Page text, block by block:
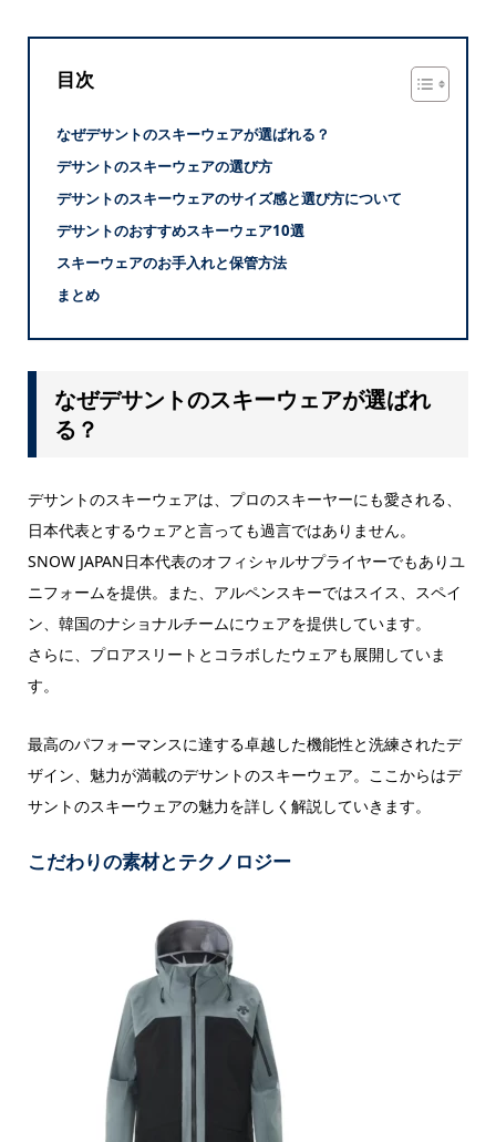
目次
なぜデサントのスキーウェアが選ばれる？
デサントのスキーウェアの選び方
デサントのスキーウェアのサイズ感と選び方について
デサントのおすすめスキーウェア10選
スキーウェアのお手入れと保管方法
まとめ
なぜデサントのスキーウェアが選ばれ
る？
デサントのスキーウェアは、プロのスキーヤーにも愛される、
日本代表とするウェアと言っても過言ではありません。
SNOW JAPAN日本代表のオフィシャルサプライヤーでもありユ
ニフォームを提供。また、アルペンスキーではスイス、スペイ
ン、韓国のナショナルチームにウェアを提供しています。
さらに、プロアスリートとコラボしたウェアも展開していま
す。
最高のパフォーマンスに達する卓越した機能性と洗練されたデ
ザイン、魅力が満載のデサントのスキーウェア。ここからはデ
サントのスキーウェアの魅力を詳しく解説していきます。
こだわりの素材とテクノロジー